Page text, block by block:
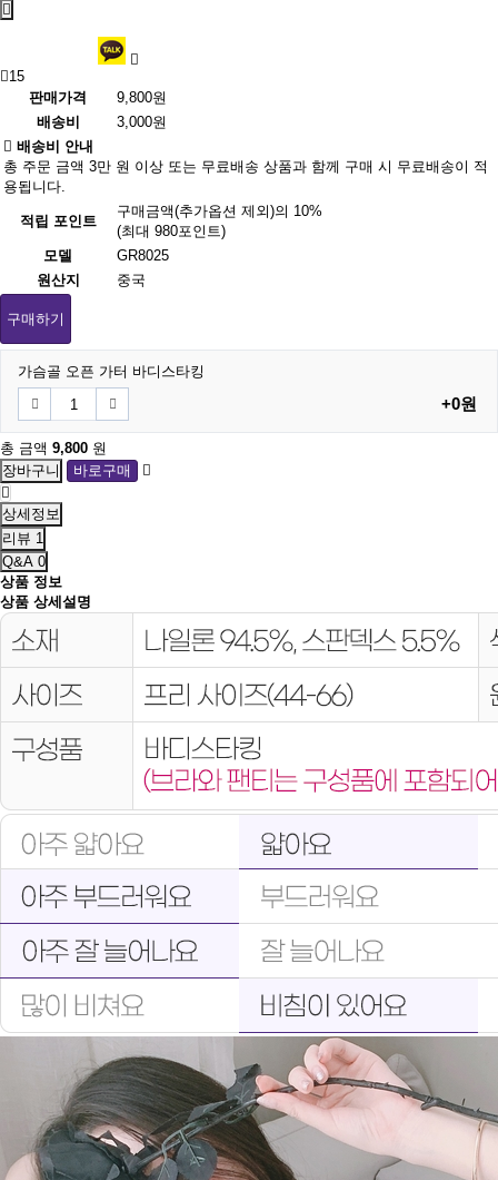
15
판매가격
9,800원
배송비
3,000원
배송비 안내
총 주문 금액 3만 원 이상 또는 무료배송 상품과 함께 구매 시 무료배송이 적
용됩니다.
적립 포인트
구매금액(추가옵션 제외)의 10%
(최대 980포인트)
모델
GR8025
원산지
중국
구매하기
가슴골 오픈 가터 바디스타킹
+0원
총 금액 9,800 원
상세정보
리뷰 1
Q&A 0
상품 정보
상품 상세설명